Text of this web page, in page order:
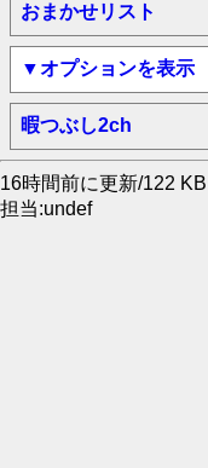
おまかせリスト
▼オプションを表示
暇つぶし2ch
16時間前に更新/122 KB
担当:undef